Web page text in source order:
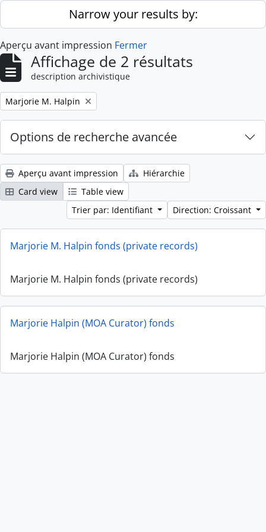
Skip to main contentNarrow your results by:
Aperçu avant impression Fermer
Affichage de 2 résultats
description archivistique
Remove filter:
Marjorie M. Halpin
Options de recherche avancée
Aperçu avant impression
Hiérarchie
Card view
Table view
Trier par: Identifiant
Direction: Croissant
Marjorie M. Halpin fonds (private records)
Marjorie M. Halpin fonds (private records)
Marjorie Halpin (MOA Curator) fonds
Marjorie Halpin (MOA Curator) fonds